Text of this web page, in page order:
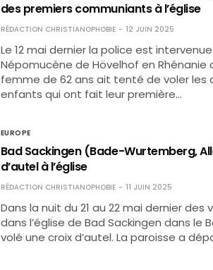
des premiers communiants à l’église
RÉDACTION CHRISTIANOPHOBIE 12 JUIN 2025
Le 12 mai dernier la police est
Népomucène de Hövelhof en Rhénanie
femme de 62 ans ait tenté de voler les
enfants qui ont fait leur première…
EUROPE
Bad Sackingen (Bade-Wurtemberg,
d’autel à l’église
RÉDACTION CHRISTIANOPHOBIE 11 JUIN 2025
Dans la nuit du 21 au 22 mai dernier
dans l’église de Bad Sackingen dans
volé une croix d’autel. La paroisse a